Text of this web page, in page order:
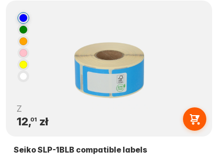
Z
12,01 zł
Seiko SLP-1BLB compatible labels